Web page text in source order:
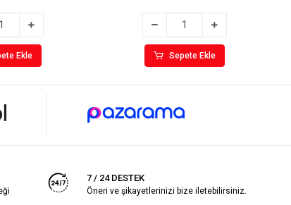
Ekle Sepete Ekle
7 / 24 DESTEK
Öneri ve şikayetlerinizi bize iletebilirsiniz.